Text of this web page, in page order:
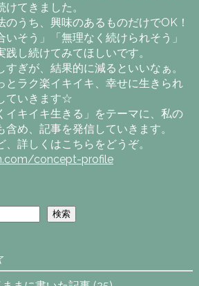
てきました。
のうち、興味のあるものだけでOK！
いそう」「無理なく続けられそう」
し続けてみてほしいです。
ぎが、結果的に減るといいなぁ。
とラク楽イキイキ、幸せに生きられ
ていきます☆
イキイキ生きる」をテーマに、私の
め、記事を発信していきます。
詳しくはこちらをどうぞ。
concept-profile
検索